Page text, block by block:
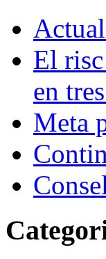
El
en
Meta